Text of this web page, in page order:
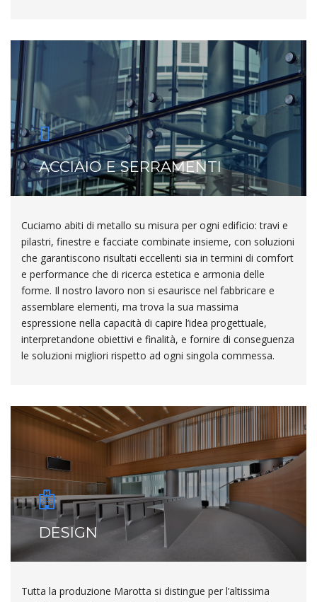
ACCIAIO E SERRAMENTI
Cuciamo abiti di metallo su misura per ogni edificio: travi e
pilastri, finestre e facciate combinate insieme, con soluzioni
che garantiscono risultati eccellenti sia in termini di comfort
e performance che di ricerca estetica e armonia delle
forme. Il nostro lavoro non si esaurisce nel fabbricare e
assemblare elementi, ma trova la sua massima
espressione nella capacità di capire l’idea progettuale,
interpretandone obiettivi e finalità, e fornire di conseguenza
le soluzioni migliori rispetto ad ogni singola commessa.
DESIGN
Tutta la produzione Marotta si distingue per l’altissima